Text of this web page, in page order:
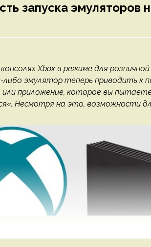
запуска эмуляторов
Xbox в режиме для
эмулятор теперь приводить к
приложение, которое вы
Несмотря на это, возможности